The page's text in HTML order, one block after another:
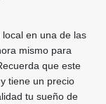
en una de las
mismo para
que este
tiene un precio
tu sueño de